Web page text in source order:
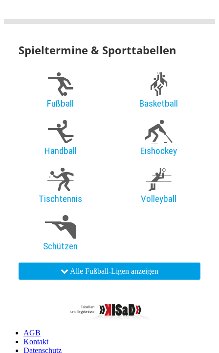
Spieltermine & Sporttabellen
Fußball Basketball
Handball Eishockey
Tischtennis Volleyball
Schützen
Alle Fußball-Ligen anzeigen
AGB
Kontakt
Datenschutz